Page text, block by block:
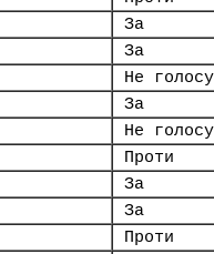
За
За
Не
За
Не
Проти
За
За
Проти